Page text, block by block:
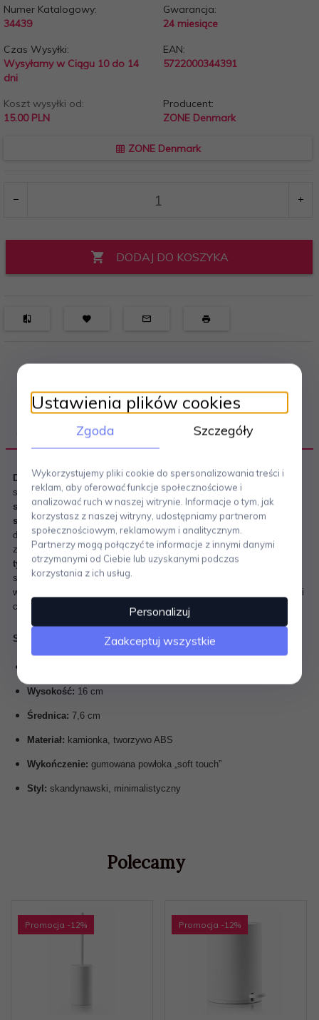
Numer Katalogowy:
34439
Gwarancja:
24 miesiące
Czas Wysyłki:
Wysyłamy w Ciągu 10 do 14
dni
EAN:
5722000344391
Koszt wysyłki od:
15.00 PLN
Producent:
ZONE Denmark
ZONE Denmark
DODAJ DO KOSZYKA
OPIS PRODUKTU
Dozownik do mydła z kolekcji KARMA marki ZONE Denmark to
stylowy i funkcjonalny dodatek do łazienki, utrzymany w duchu
skandynawskiego minimalizmu. Charakterystyczna dla tej serii
surowa formai wysokiej jakości wykończeniesprawiają, że
dozownik doskonale wpisuje się w nowoczesne aranżacje. Wykonany
z
kamionki i tworzywa ABS, pokryty zostałgumowaną powłoką
typu "soft touch" , która nadaje mumatowy, elegancki wygląd
sprawia, że produkt jest przyjemny w dotyku oraz łatwy w utrzymaniu
w czystości. To
, które podkreśli
charakter współczesnej łazienki.
Specyfikacja: dozownik do mydła KARMA ZONE Denmark
Wysokość: 16 cm
Średnica: 7,6 cm
Materiał: kamionka, tworzywo ABS
Wykończenie: gumowana powłoka „soft touch”
Styl: skandynawski, minimalistyczny
Polecamy
Promocja -12% Promocja -12%
Ustawienia plików cookies
Zgoda Szczegóły
Wykorzystujemy pliki cookie do spersonalizowania treści i
reklam, aby oferować funkcje społecznościowe i
analizować ruch w naszej witrynie. Informacje o tym, jak
korzystasz z naszej witryny, udostępniamy partnerom
społecznościowym, reklamowym i analitycznym.
Partnerzy mogą połączyć te informacje z innymi danymi
otrzymanymi od Ciebie lub uzyskanymi podczas
korzystania z ich usług.
Personalizuj
Zaakceptuj wszystkie